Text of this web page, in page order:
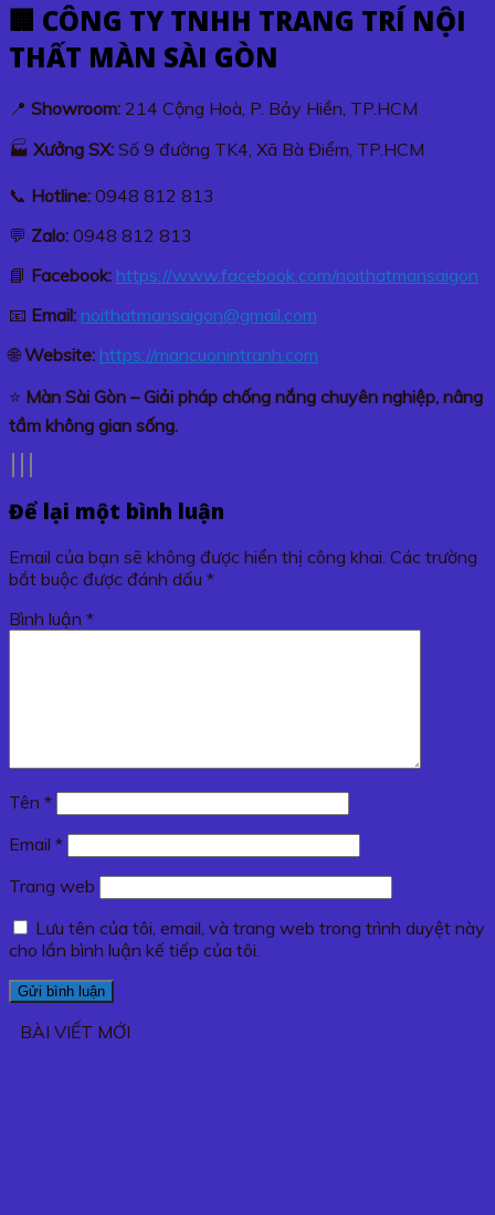
🏢 CÔNG TY TNHH TRANG TRÍ NỘI
THẤT MÀN SÀI GÒN
📍 Showroom: 214 Cộng Hoà, P. Bảy Hiền, TP.HCM
🏭 Xưởng SX: Số 9 đường TK4, Xã Bà Điểm, TP.HCM
📞 Hotline: 0948 812 813
💬 Zalo: 0948 812 813
📘 Facebook: https://www.facebook.com/noithatmansaigon
📧 Email: noithatmansaigon@gmail.com
🌐Website: https://mancuonintranh.com
⭐ Màn Sài Gòn – Giải pháp chống nắng chuyên nghiệp, nâng
tầm không gian sống.
Để lại một bình luận
Email của bạn sẽ không được hiển thị công khai. Các trường
bắt buộc được đánh dấu *
Bình luận *
Tên *
Email *
Trang web
Lưu tên của tôi, email, và trang web trong trình duyệt này
cho lần bình luận kế tiếp của tôi.
BÀI VIẾT MỚI